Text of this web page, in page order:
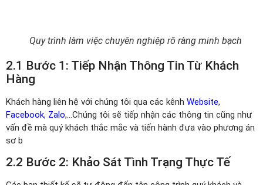
Quy trình làm việc chuyên nghiệp rõ ràng minh bạch
2.1 Bước 1: Tiếp Nhận Thông Tin Từ Khách
Hàng
Khách hàng liên hệ với chúng tôi qua các kênh Website,
Facebook, Zalo,…Chúng tôi sẽ tiếp nhận các thông tin cũng như
vấn đề mà quý khách thắc mắc và tiến hành đưa vào phương án
sơ b
2.2 Bước 2: Khảo Sát Tình Trạng Thực Tế